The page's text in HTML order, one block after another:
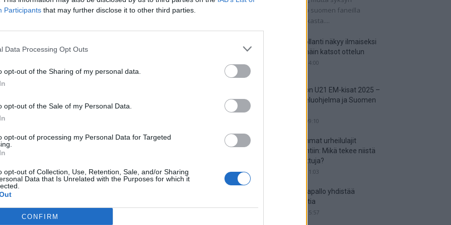
Participants that may further disclose it to other third parties.
Data Processing Opt Outs
opt-out of the Sharing of my personal data.
opt-out of the Sale of my Personal Data.
opt-out of processing my Personal Data for Targeted
opt-out of Collection, Use, Retention, Sale, and/or Sharing
Data that Is Unrelated with the Purposes for which it
CONFIRM
on ehditty leimata flopiksi jo useamman kerran
unohtumaan pari pientä faktaa.
välillä saattaakin tuntua, että hän on edustanut
paidassa jo huimat 82 maalia. Toistetaan vielä,
tehnyt Manchester Unitedille 82 maalia. 23-
ois pelannut tuolla jo ikuisuuden.#valioliiga #uclfi
25, 2021
ratkaisuottelut kertovat, onko suomen faneilla
realistista unelmoida kisapaikasta....
Suomi-Hollanti näkyy ilmaiseksi
TV:stä – näin katsot ottelun
06.06.2025 14:00
Jalkapallon U21 EM-kisat 2025 –
tässä otteluohjelma ja Suomen
18.05.2025 09:10
Suosituimmat urheilulajit
vedonlyöntiin: Mikä tekee niistä
niin suosittuja?
05.05.2025 11:03
Miten jalkapallo yhdistää
kansakuntia
25.04.2025 15:57